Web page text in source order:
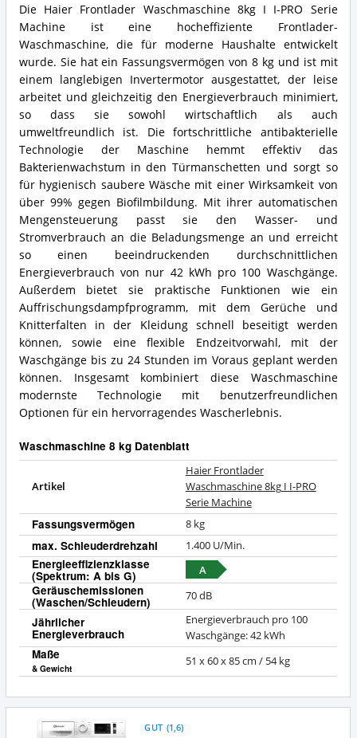
Die Haier Frontlader Waschmaschine 8kg I I-PRO Serie
Machine ist eine hocheffiziente Frontlader-
Waschmaschine, die für moderne Haushalte entwickelt
wurde. Sie hat ein Fassungsvermögen von 8 kg und ist mit
einem langlebigen Invertermotor ausgestattet, der leise
arbeitet und gleichzeitig den Energieverbrauch minimiert,
so dass sie sowohl wirtschaftlich als auch
umweltfreundlich ist. Die fortschrittliche antibakterielle
Technologie der Maschine hemmt effektiv das
Bakterienwachstum in den Türmanschetten und sorgt so
für hygienisch saubere Wäsche mit einer Wirksamkeit von
über 99% gegen Biofilmbildung. Mit ihrer automatischen
Mengensteuerung passt sie den Wasser- und
Stromverbrauch an die Beladungsmenge an und erreicht
so einen beeindruckenden durchschnittlichen
Energieverbrauch von nur 42 kWh pro 100 Waschgänge.
Außerdem bietet sie praktische Funktionen wie ein
Auffrischungsdampfprogramm, mit dem Gerüche und
Knitterfalten in der Kleidung schnell beseitigt werden
können, sowie eine flexible Endzeitvorwahl, mit der
Waschgänge bis zu 24 Stunden im Voraus geplant werden
können. Insgesamt kombiniert diese Waschmaschine
modernste Technologie mit benutzerfreundlichen
Optionen für ein hervorragendes Wascherlebnis.
Waschmaschine 8 kg Datenblatt
Artikel
Haier Frontlader
Waschmaschine 8kg I I-PRO
Serie Machine
Fassungsvermögen 8 kg
max. Schleuderdrehzahl 1.400 U/Min.
Energieeffizienzklasse
(Spektrum: A bis G) A
Geräuschemissionen
(Waschen/Schleudern) 70 dB
Jährlicher
Energieverbrauch
Energieverbrauch pro 100
Waschgänge: 42 kWh
Maße
& Gewicht
51 x 60 x 85 cm / 54 kg
GUT (1,6)